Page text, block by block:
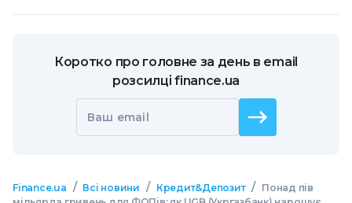
Коротко про головне за день в email
розсилці finance.ua
Ваш email
Finance.ua / Всі новини / Кредит&Депозит / Понад пів